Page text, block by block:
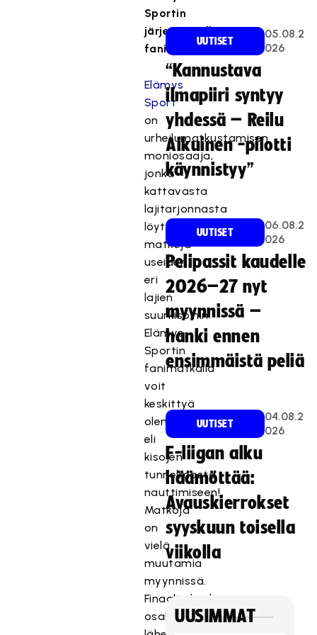
Sportin
järjestämällä
fanimatkalla.
Elämys
Sport
on
urheilumatkustamisen
moniosaaja,
jonka
kattavasta
lajitarjonnasta
löytyy
matkoja
useiden
eri
lajien
suurkisoihin.
Elämys
Sportin
fanimatkalla
voit
keskittyä
olennaiseen
eli
kisojen
tunnelmasta
nauttimiseen!
Matkoja
on
vielä
muutamia
myynnissä.
Finaaliviikonlopun
osalta
UUTISET
05.08.2
026
“Kannustava
ilmapiiri syntyy
yhdessä – Reilu
Aikuinen -pilotti
käynnistyy”
UUTISET
06.08.2
026
Pelipassit kaudelle
2026–27 nyt
myynnissä –
hanki ennen
ensimmäistä peliä
UUTISET
04.08.2
026
F-liigan alku
häämöttää:
Avauskierrokset
syyskuun toisella
viikolla
UUSIMMAT